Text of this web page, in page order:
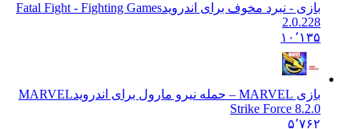
بازی - نبرد مخوف برای اندروید Fatal Fight - Fighting Games
2.0.228
۱۰٬۱۳۵
MARVEL
Strike Force 8.2.0